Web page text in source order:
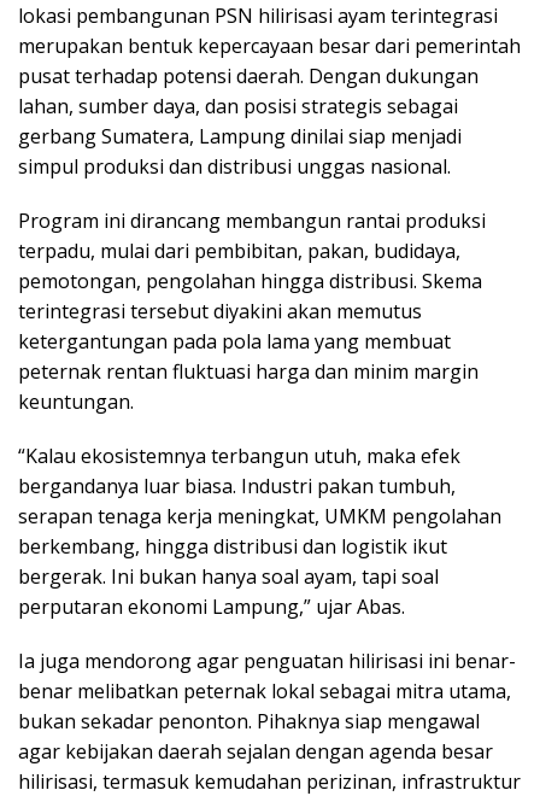
lokasi pembangunan PSN hilirisasi ayam terintegrasi
merupakan bentuk kepercayaan besar dari pemerintah
pusat terhadap potensi daerah. Dengan dukungan
lahan, sumber daya, dan posisi strategis sebagai
gerbang Sumatera, Lampung dinilai siap menjadi
simpul produksi dan distribusi unggas nasional.
Program ini dirancang membangun rantai produksi
terpadu, mulai dari pembibitan, pakan, budidaya,
pemotongan, pengolahan hingga distribusi. Skema
terintegrasi tersebut diyakini akan memutus
ketergantungan pada pola lama yang membuat
peternak rentan fluktuasi harga dan minim margin
keuntungan.
“Kalau ekosistemnya terbangun utuh, maka efek
bergandanya luar biasa. Industri pakan tumbuh,
serapan tenaga kerja meningkat, UMKM pengolahan
berkembang, hingga distribusi dan logistik ikut
bergerak. Ini bukan hanya soal ayam, tapi soal
perputaran ekonomi Lampung,” ujar Abas.
Ia juga mendorong agar penguatan hilirisasi ini benar-
benar melibatkan peternak lokal sebagai mitra utama,
bukan sekadar penonton. Pihaknya siap mengawal
agar kebijakan daerah sejalan dengan agenda besar
hilirisasi, termasuk kemudahan perizinan, infrastruktur